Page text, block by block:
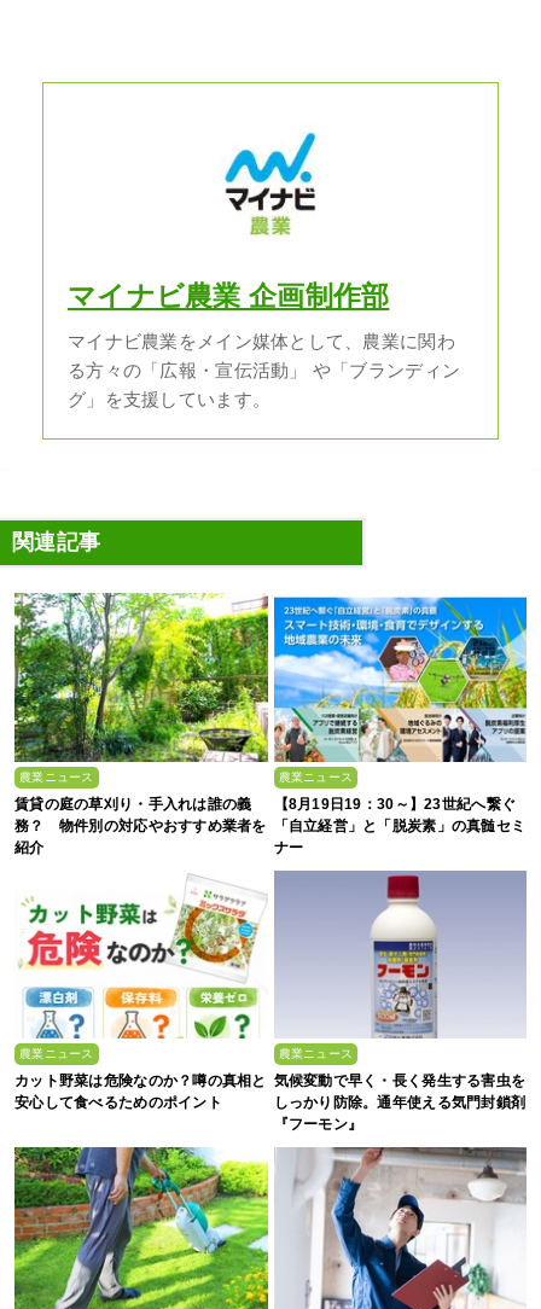
マイナビ農業 企画制作部
マイナビ農業をメイン媒体として、農業に関わ
る方々の「広報・宣伝活動」 や「ブランディン
グ」を支援しています。
関連記事
農業ニュース
賃貸の庭の草刈り・手入れは誰の義
務？ 物件別の対応やおすすめ業者を
紹介
農業ニュース
【8月19日19：30～】23世紀へ繋ぐ
「自立経営」と「脱炭素」の真髄セミ
ナー
農業ニュース
カット野菜は危険なのか？噂の真相と
安心して食べるためのポイント
農業ニュース
気候変動で早く・長く発生する害虫を
しっかり防除。通年使える気門封鎖剤
『フーモン』